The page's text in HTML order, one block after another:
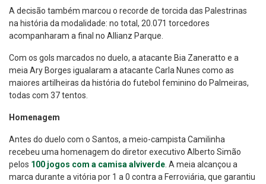
A decisão também marcou o recorde de torcida das Palestrinas
na história da modalidade: no total, 20.071 torcedores
acompanharam a final no Allianz Parque.
Com os gols marcados no duelo, a atacante Bia Zaneratto e a
meia Ary Borges igualaram a atacante Carla Nunes como as
maiores artilheiras da história do futebol feminino do Palmeiras,
todas com 37 tentos.
Homenagem
Antes do duelo com o Santos, a meio-campista Camilinha
recebeu uma homenagem do diretor executivo Alberto Simão
pelos 100 jogos com a camisa alviverde . A meia alcançou a
marca durante a vitória por 1 a 0 contra a Ferroviária, que garantiu